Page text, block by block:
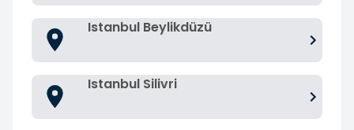
Istanbul Beylikdüzü
Istanbul Silivri